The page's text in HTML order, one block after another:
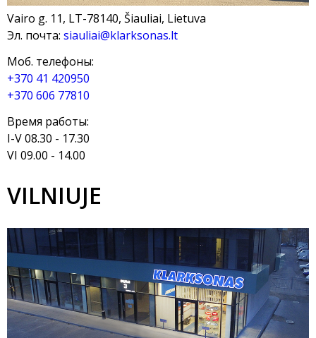
Vairo g. 11, LT-78140, Šiauliai, Lietuva
Эл. почта: siauliai@klarksonas.lt
Моб. телефоны:
+370 41 420950
+370 606 77810
Время работы:
I-V 08.30 - 17.30
VI 09.00 - 14.00
VILNIUJE